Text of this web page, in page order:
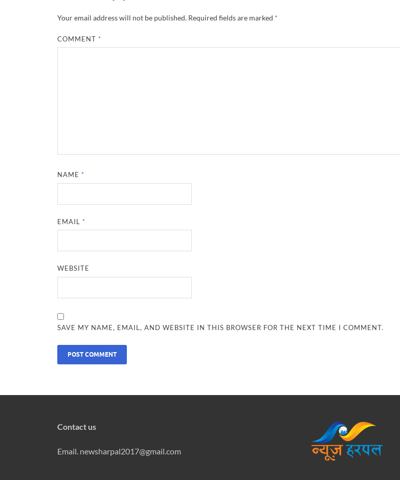
Your email address will not be published. Required fields are marked *
COMMENT *
NAME *
EMAIL *
WEBSITE
SAVE MY NAME, EMAIL, AND WEBSITE IN THIS BROWSER FOR THE NEXT TIME I COMMENT.
Contact us
Email. newsharpal2017@gmail.com